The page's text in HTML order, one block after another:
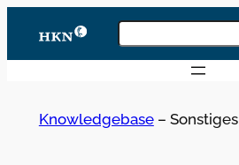
Inhalt
springen
Knowledgebase
durchsuchen
Knowledgebase– Sonstiges